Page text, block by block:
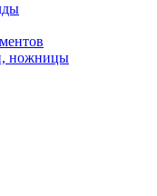
ножницы